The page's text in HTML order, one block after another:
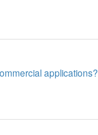
applications?